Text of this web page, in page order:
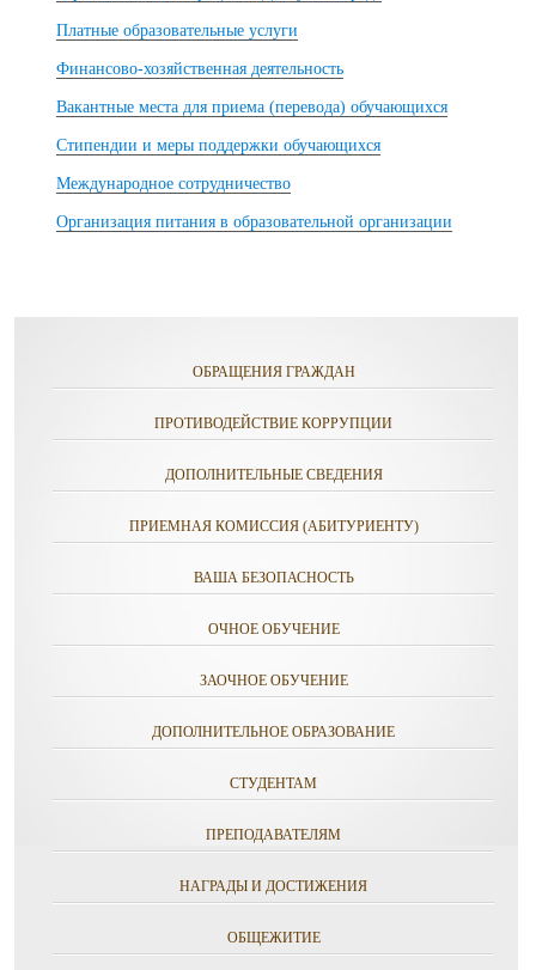
Платные образовательные услуги
Финансово-хозяйственная деятельность
Вакантные места для приема (перевода) обучающихся
Стипендии и меры поддержки обучающихся
Международное сотрудничество
Организация питания в образовательной организации
ОБРАЩЕНИЯ ГРАЖДАН
ПРОТИВОДЕЙСТВИЕ КОРРУПЦИИ
ДОПОЛНИТЕЛЬНЫЕ СВЕДЕНИЯ
ПРИЕМНАЯ КОМИССИЯ (АБИТУРИЕНТУ)
ВАША БЕЗОПАСНОСТЬ
ОЧНОЕ ОБУЧЕНИЕ
ЗАОЧНОЕ ОБУЧЕНИЕ
ДОПОЛНИТЕЛЬНОЕ ОБРАЗОВАНИЕ
СТУДЕНТАМ
ПРЕПОДАВАТЕЛЯМ
НАГРАДЫ И ДОСТИЖЕНИЯ
ОБЩЕЖИТИЕ